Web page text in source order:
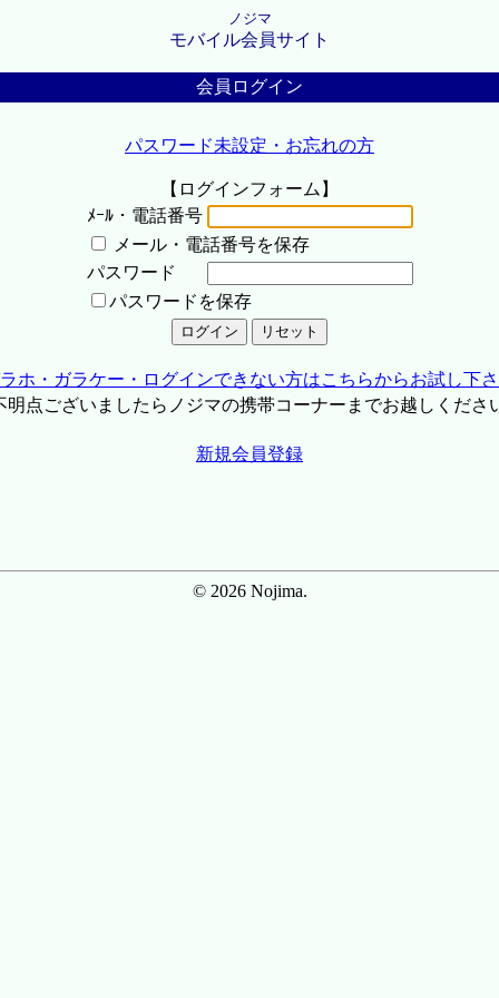
ノジマ
モバイル会員サイト
会員ログイン
パスワード未設定・お忘れの方
【ログインフォーム】
ﾒｰﾙ・電話番号
メール・電話番号を保存
パスワード
パスワードを保存
ホ・ガラケー・ログインできない方はこちらからお試し下
点ございましたらノジマの携帯コーナーまでお越しくださ
新規会員登録
© 2026 Nojima.